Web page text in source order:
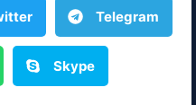
Telegram
Skype